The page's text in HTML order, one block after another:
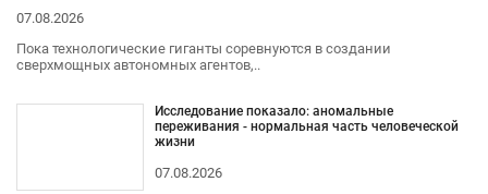
07.08.2026
Пока технологические гиганты соревнуются в создании
сверхмощных автономных агентов,..
Исследование показало: аномальные
переживания - нормальная часть человеческой
жизни
07.08.2026